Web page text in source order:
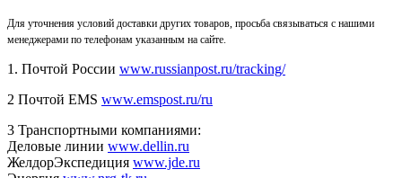
Для уточнения условий доставки других товаров, просьба связываться с нашими
менеджерами по телефонам указанным на сайте.
1. Почтой России www.russianpost.ru/tracking/
2 Почтой EMS www.emspost.ru/ru
3 Транспортными компаниями:
Деловые линии www.dellin.ru
ЖелдорЭкспедиция www.jde.ru